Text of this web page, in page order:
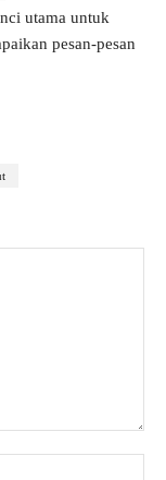
utama untuk
pesan-pesan